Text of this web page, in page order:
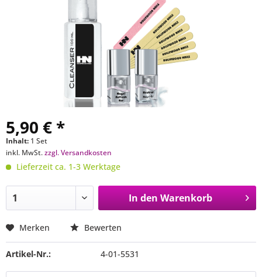
5,90 € *
Inhalt: 1 Set
inkl. MwSt.zzgl. Versandkosten
Lieferzeit ca. 1-3 Werktage
In den Warenkorb
Merken Bewerten
Artikel-Nr.: 4-01-5531